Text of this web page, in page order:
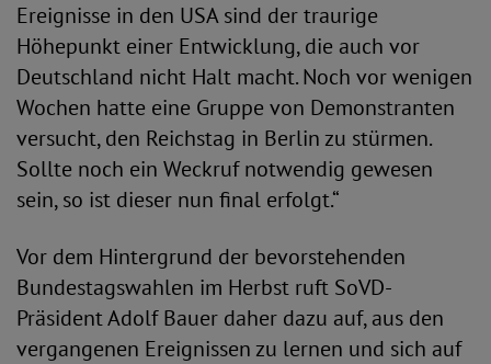
Ereignisse in den USA sind der traurige
Höhepunkt einer Entwicklung, die auch vor
Deutschland nicht Halt macht. Noch vor wenigen
Wochen hatte eine Gruppe von Demonstranten
versucht, den Reichstag in Berlin zu stürmen.
Sollte noch ein Weckruf notwendig gewesen
sein, so ist dieser nun final erfolgt.“
Vor dem Hintergrund der bevorstehenden
Bundestagswahlen im Herbst ruft SoVD-
Präsident Adolf Bauer daher dazu auf, aus den
vergangenen Ereignissen zu lernen und sich auf